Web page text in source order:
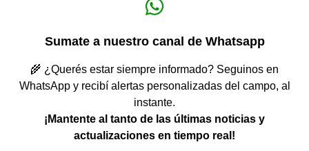
Sumate a nuestro canal de Whatsapp
🌾 ¿Querés estar siempre informado? Seguinos en
WhatsApp y recibí alertas personalizadas del campo, al
instante.
¡Mantente al tanto de las últimas noticias y
actualizaciones en tiempo real!